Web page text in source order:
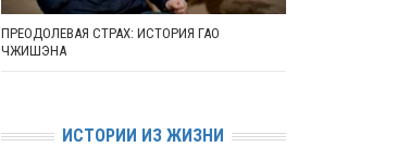
ПРЕОДОЛЕВАЯ СТРАХ: ИСТОРИЯ ГАО
ЧЖИШЭНА
ИСТОРИИ ИЗ ЖИЗНИ